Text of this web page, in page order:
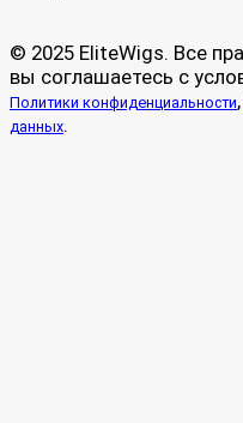
© 2025 EliteWigs. Все
вы соглашаетесь с
Политики конфиденциальности,
данных.